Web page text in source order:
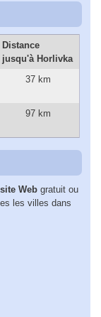
Distance
jusqu'à Horlivka
37 km
97 km
Web gratuit ou
les villes dans